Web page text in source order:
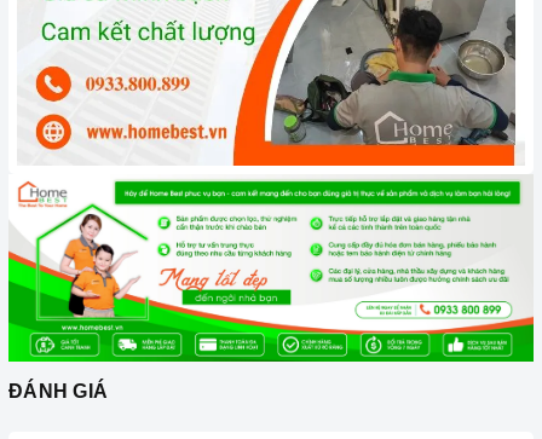
Đến với Home Best, chúng tôi tự hào cung cấp đến
khách hàng đa dạng các dòng
máy rửa chén KAFF
tiếng, cam kết về chất lượng và nguồn gốc sản phẩm
chính hãng. Chúng tôi tự tin mang đến cho quý khách
hàng dịch vụ chăm sóc khách hàng tận tâm và chính
sách bảo hành, hậu mãi chuyên nghiệp nhất.
Xem thêm tại đây:
ĐÁNH GIÁ